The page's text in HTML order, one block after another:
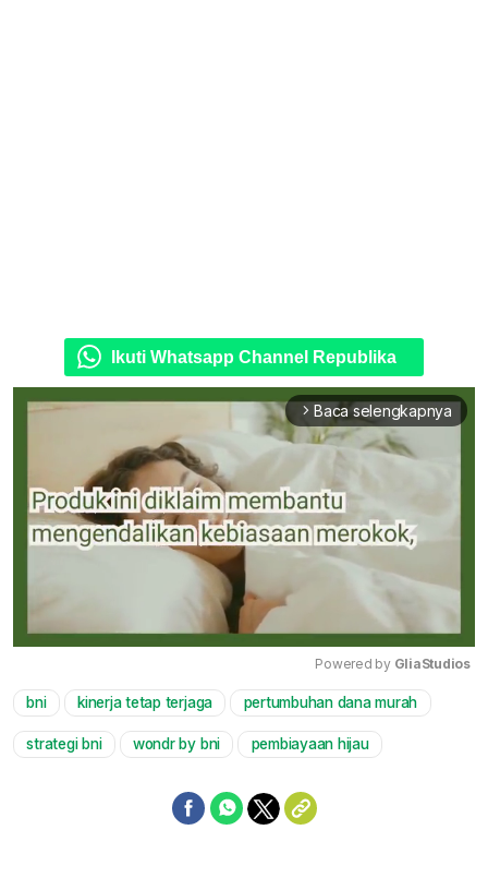
Ikuti Whatsapp Channel Republika
arrow_forward_ios Baca selengkapnya
Mute
Powered by GliaStudios
bni kinerja tetap terjaga pertumbuhan dana murah
strategi bni wondr by bni pembiayaan hijau